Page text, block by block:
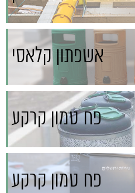
אשפתון קלאסי
פח טמון קרקע
פח טמון קרקע